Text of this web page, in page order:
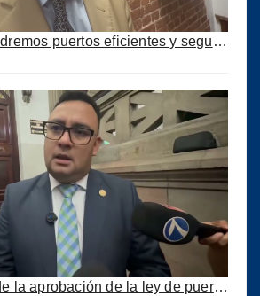
Ayala: ahora tendremos puertos eficientes y seguros con esta ley aprobada
La importancia de la aprobación de la ley de puertos